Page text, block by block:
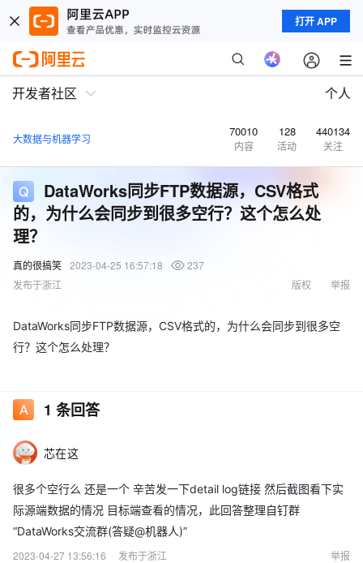
打开 APP
开发者社区 个人
大数据与机器学习 70010
内容
128
活动
440134
关注
DataWorks同步FTP数据源，CSV格式
的，为什么会同步到很多空行？这个怎么处
理？
真的很搞笑 2023-04-25 16:57:18
237
发布于浙江
举报
版权
DataWorks同步FTP数据源，CSV格式的，为什么会同步到很多空
行？这个怎么处理？
1 条回答
芯在这
很多个空行么 还是一个 辛苦发一下detail log链接 然后截图看下实
际源端数据的情况 目标端查看的情况，此回答整理自钉群
“DataWorks交流群(答疑@机器人)”
2023-04-27 13:56:16
发布于浙江 举报